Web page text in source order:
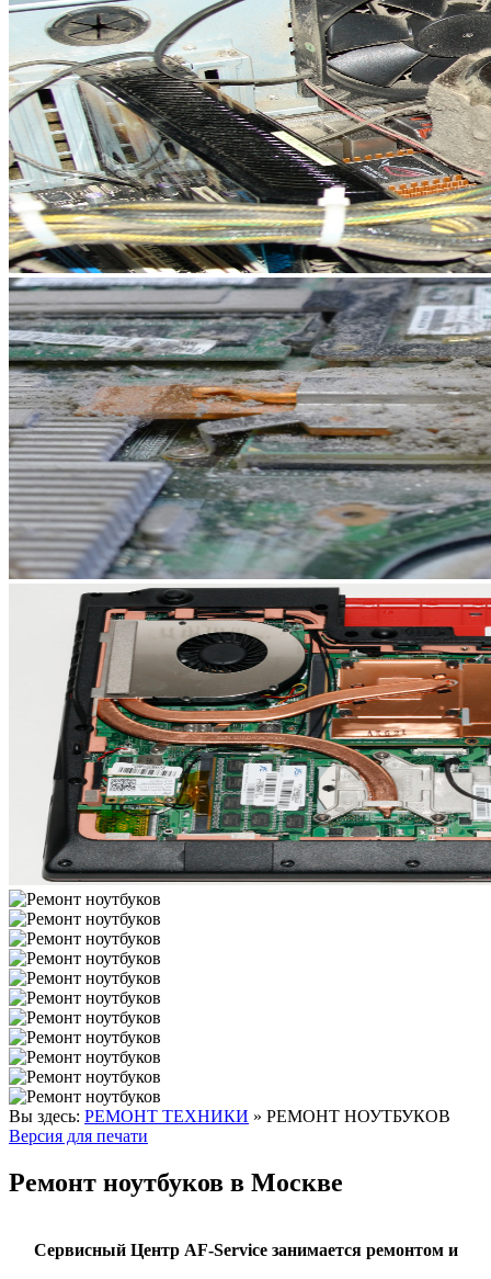
Вы здесь: РЕМОНТ ТЕХНИКИ » РЕМОНТ НОУТБУКОВ
Версия для печати
Ремонт ноутбуков в Москве
Сервисный Центр AF-Service занимается ремонтом и